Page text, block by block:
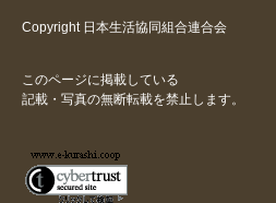
Copyright 日本生活協同組合連合会
このページに掲載している
記載・写真の無断転載を禁止します。